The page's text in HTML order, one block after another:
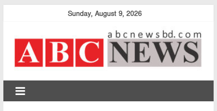
Sunday, August 9, 2026
abcnewsbd